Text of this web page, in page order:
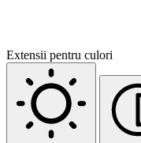
Extensii pentru culori